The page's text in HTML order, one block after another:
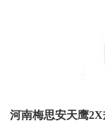
河南梅思安天鹰